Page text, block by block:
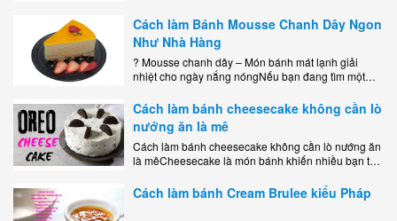
Cách làm Bánh Mousse Chanh Dây Ngon
Như Nhà Hàng
? Mousse chanh dây – Món bánh mát lạnh giải
nhiệt cho ngày nắng nóngNếu bạn đang tìm một
dễ..
Cách làm bánh cheesecake không cần lò
nướng ăn là mê
Cách làm bánh cheesecake không cần lò nướng ăn
là mêCheesecake là món bánh khiến nhiều bạn trẻ
kem..
Cách làm bánh Cream Brulee kiểu Pháp